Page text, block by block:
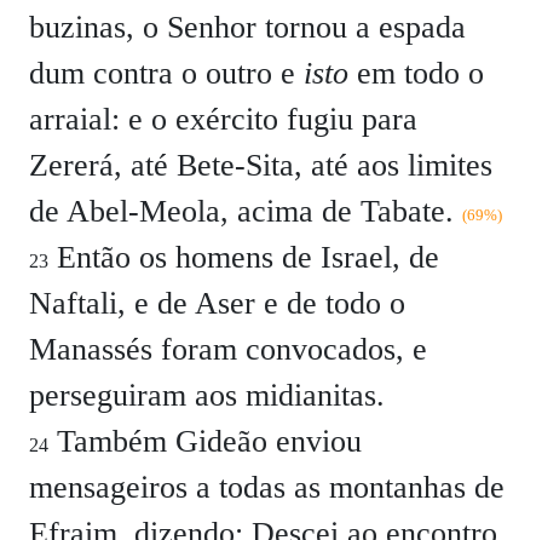
buzinas, o Senhor tornou a espada
dum contra o outro e isto em todo o
arraial: e o exército fugiu para
Zererá, até Bete-Sita, até aos limites
de Abel-Meola, acima de Tabate. (69%)
23 Então os homens de Israel, de
Naftali, e de Aser e de todo o
Manassés foram convocados, e
perseguiram aos midianitas.
24 Também Gideão enviou
mensageiros a todas as montanhas de